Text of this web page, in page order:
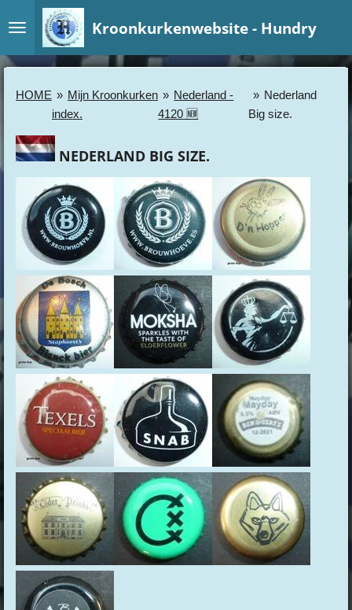
direct
naar
hoofdinhoud
Kroonkurkenwebsite - Hundry
HOME » Mijn Kroonkurken
index.
» Nederland -
4120 🆕
» Nederland
Big size.
NEDERLAND BIG SIZE.